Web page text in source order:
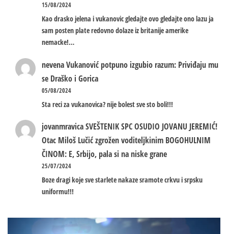
15/08/2024
Kao drasko jelena i vukanovic gledajte ovo gledajte ono lazu ja
sam posten plate redovno dolaze iz britanije amerike
nemacke!…
nevenaVukanović potpuno izgubio razum: Priviđaju mu
se Draško i Gorica
05/08/2024
Sta reci za vukanovica? nije bolest sve sto boli!!!
jovanmravicaSVEŠTENIK SPC OSUDIO JOVANU JEREMIĆ!
Otac Miloš Lučić zgrožen voditeljkinim BOGOHULNIM
ČINOM: E, Srbijo, pala si na niske grane
25/07/2024
Boze dragi koje sve starlete nakaze sramote crkvu i srpsku
uniformu!!!